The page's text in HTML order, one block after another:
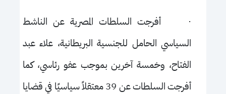
·أفرجت السلطات المصرية عن الناشط
السياسي الحامل للجنسية البريطانية، علاء عبد
الفتاح، وخمسة آخرين بموجب عفو رئاسي، كما
أفرجت السلطات عن 39 معتقلاً سياسيًا في قضايا